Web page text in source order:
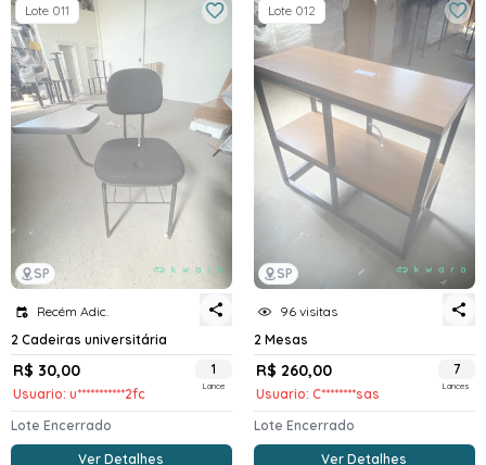
SP
Lote 011
Recém Adic.
2 Cadeiras universitária
R$ 30,00
Usuario: u***********2fc
1
Lance
Lote Encerrado
Ver Detalhes
SP
Lote 012
96 visitas
2 Mesas
R$ 260,00
Usuario: C********sas
7
Lances
Lote Encerrado
Ver Detalhes